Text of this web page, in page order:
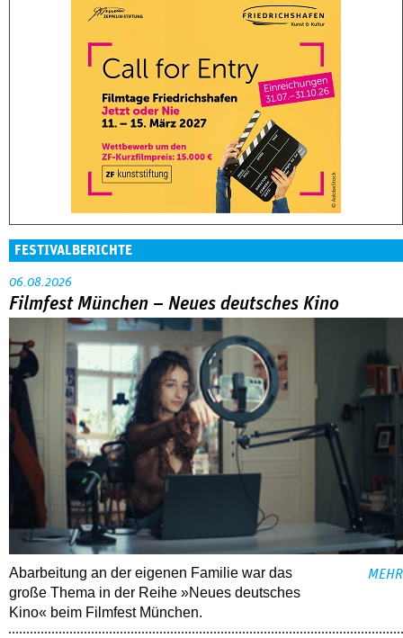
FESTIVALBERICHTE
06.08.2026
Filmfest München – Neues deutsches Kino
Abarbeitung an der eigenen Familie war das
große Thema in der Reihe »Neues deutsches
Kino« beim Filmfest München.
MEHR